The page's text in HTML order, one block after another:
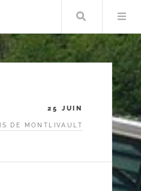
Rechercher
25 JUIN
DE MONTLIVAULT